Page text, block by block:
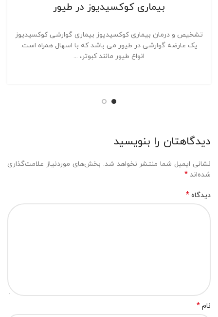
بیماری کوکسیدیوز در طیور
تشخیص و درمان بیماری کوکسیدیوز بیماری گوارشی کوکسیدیوز
یک عارضه گوارشی در طیور می باشد که با اسهال همراه است.
انواع طیور مانند کبوتر، ...
دیدگاهتان را بنویسید
نشانی ایمیل شما منتشر نخواهد شد. بخش‌های موردنیاز علامت‌گذاری
شده‌اند *
دیدگاه *
نام *